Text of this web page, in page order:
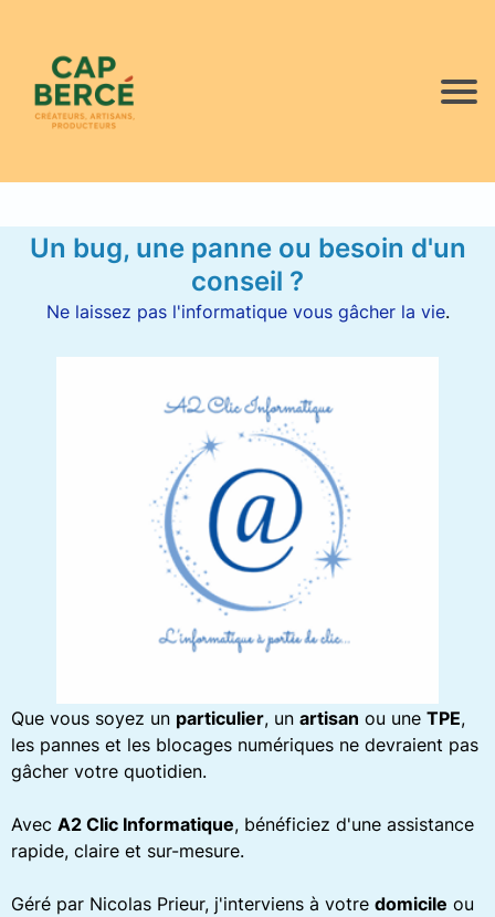
Un bug, une panne ou besoin d'un
conseil ?
Ne laissez pas l'informatique vous gâcher la vie.
Que vous soyez un particulier, un artisan ou une TPE,
les pannes et les blocages numériques ne devraient pas
gâcher votre quotidien.
Avec A2 Clic Informatique, bénéficiez d'une assistance
rapide, claire et sur-mesure.
Géré par Nicolas Prieur, j'interviens à votre domicile ou